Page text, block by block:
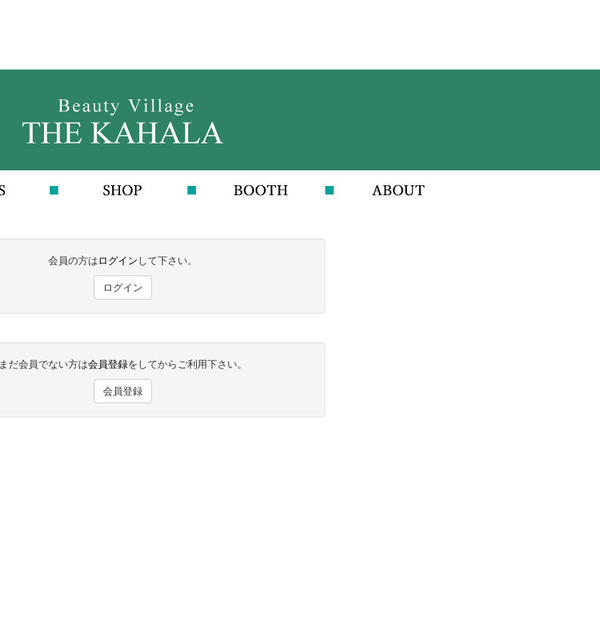
会員の方はログイン して下さい。
ログイン
まだ会員でない方は会員登録をしてからご利用下さい。
会員登録